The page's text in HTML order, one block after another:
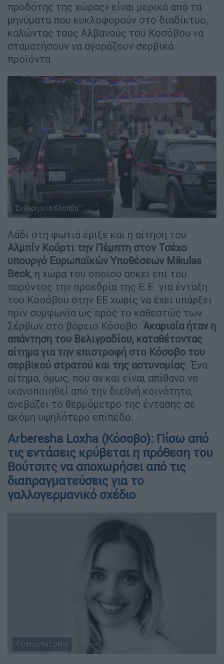
προδότης της χώρας» είναι μερικά από τα
μηνύματα που κυκλοφορούν στο διαδίκτυο,
καλώντας τους Αλβανούς του Κοσόβου να
σταματήσουν να αγοράζουν σερβικά
προϊόντα.
Ένταση στο Κόσοβο
Λάδι στη φωτιά έριξε και η αίτηση του
Αλμπίν Κούρτι την Πέμπτη στον Τσέχο
υπουργό Ευρωπαϊκών Υποθέσεων Mikulas
Beck, η χώρα του οποίου ασκεί επί του
παρόντος την προεδρία της Ε.Ε. για ένταξη
του Κοσόβου στην ΕΕ χωρίς να έχει υπάρξει
πριν συμφωνία ως προς το καθεστώς των
Σέρβων στο βόρειο Κόσοβο. Ακαριαία ήταν η
απάντηση του Βελιγραδίου, καταθέτοντας
αίτημα για την επιστροφή στο Κόσοβο του
σερβικού στρατού και της αστυνομίας. Ένα
αίτημα, όμως, που αν και είναι απίθανο να
ικανοποιηθεί από την διεθνή κοινότητα,
ανεβάζει το θερμόμετρο της έντασης σε
ακόμη υψηλότερο επίπεδο.
Arberesha Loxha (Κόσοβο): Πίσω από
τις εντάσεις κρύβεται η πρόθεση του
Βούτσιτς να αποχωρήσει από τις
διαπραγματεύσεις για το
γαλλογερμανικό σχέδιο
Arberesha Loxha